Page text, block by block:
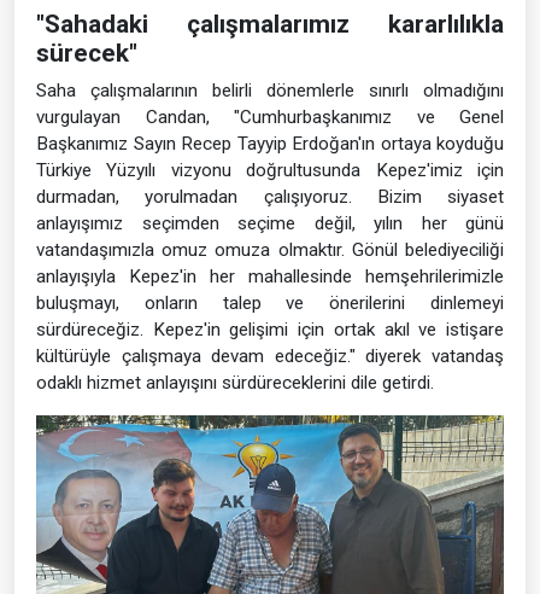
"Sahadaki çalışmalarımız kararlılıkla
sürecek"
Saha çalışmalarının belirli dönemlerle sınırlı olmadığını
vurgulayan Candan, "Cumhurbaşkanımız ve Genel
Başkanımız Sayın Recep Tayyip Erdoğan'ın ortaya koyduğu
Türkiye Yüzyılı vizyonu doğrultusunda Kepez'imiz için
durmadan, yorulmadan çalışıyoruz. Bizim siyaset
anlayışımız seçimden seçime değil, yılın her günü
vatandaşımızla omuz omuza olmaktır. Gönül belediyeciliği
anlayışıyla Kepez'in her mahallesinde hemşehrilerimizle
buluşmayı, onların talep ve önerilerini dinlemeyi
sürdüreceğiz. Kepez'in gelişimi için ortak akıl ve istişare
kültürüyle çalışmaya devam edeceğiz." diyerek vatandaş
odaklı hizmet anlayışını sürdüreceklerini dile getirdi.